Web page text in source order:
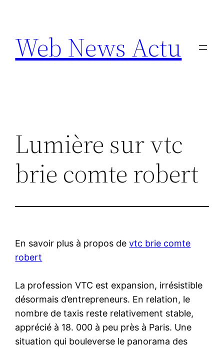
contenu
Web News Actu
Lumière sur vtc
brie comte robert
En savoir plus à propos devtc brie comte
robert
La profession VTC est expansion, irrésistible
désormais d’entrepreneurs. En relation, le
nombre de taxis reste relativement stable,
apprécié à 18. 000 à peu près à Paris. Une
situation qui bouleverse le panorama des